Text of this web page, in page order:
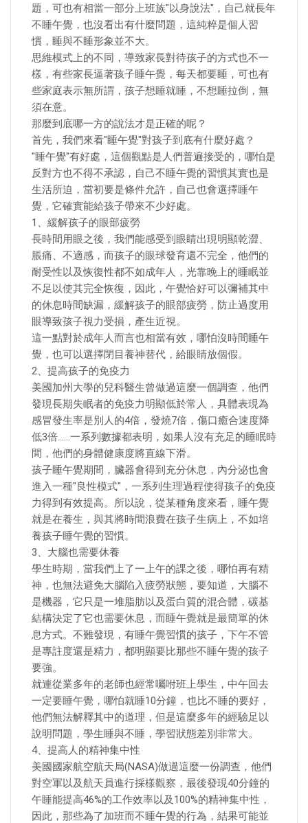
題，可也有相當一部分上班族"以身說法"，自己就長年
不睡午覺，也沒看出有什麼問題，這純粹是個人習
慣，睡與不睡形象並不大。
思維模式上的不同，導致家長對待孩子的方式也不一
樣，有些家長逼著孩子睡午覺，每天都要睡，可也有
些家庭表示無所謂，孩子想睡就睡，不想睡拉倒，無
須在意。
那麼到底哪一方的說法才是正確的呢？
首先，我們來看"睡午覺"對孩子到底有什麼好處？
"睡午覺"有好處，這個觀點是人們普遍接受的，哪怕是
反對方也不得不承認，自己不睡午覺的習慣其實也是
生活所迫，當初要是條件允許，自己也會選擇睡午
覺，它確實能給孩子帶來不少好處。
1、緩解孩子的眼部疲勞
長時間用眼之後，我們能感受到眼睛出現明顯乾澀、
脹痛、不適感，而孩子的眼球發育還不完全，他們的
耐受性以及恢復性都不如成年人，光靠晚上的睡眠並
不足以使其完全恢復，因此，午覺恰好可以彌補其中
的休息時間缺漏，緩解孩子的眼部疲勞，防止過度用
眼導致孩子視力受損，產生近視。
這一點對於成年人而言也相當有效，哪怕沒時間睡午
覺，也可以選擇閉目養神替代，給眼睛放個假。
2、提高孩子的免疫力
美國加州大學的兒科醫生曾做過這麼一個調查，他們
發現長期失眠者的免疫力明顯低於常人，具體表現為
感冒發生率是別人的4倍，發燒7倍，傷口癒合速度降
低3倍……一系列數據都表明，如果人沒有充足的睡眠時
間，他們的身體健康度將直線下滑。
孩子睡午覺期間，臟器會得到充分休息，內分泌也會
進入一種"良性模式"，一系列生理過程使得孩子的免疫
力得到有效提高。所以說，從某種角度來看，睡午覺
就是在養生，與其將時間浪費在孩子生病上，不如培
養孩子睡午覺的習慣。
3、大腦也需要休養
學生時期，當我們上了一上午的課之後，哪怕再有精
神，也無法避免大腦陷入疲勞狀態，要知道，大腦不
是機器，它只是一堆脂肪以及蛋白質的混合體，碳基
結構決定了它也需要休息，而睡午覺就是最簡單的休
息方式。不難發現，有睡午覺習慣的孩子，下午不管
是專註度還是精力，都明顯要比那些不睡午覺的孩子
要強。
就連從業多年的老師也經常囑咐班上學生，中午回去
一定要睡午覺，哪怕就睡10分鐘，也比不睡的要好，
他們無法解釋其中的道理，但是這麼多年的經驗足以
說明問題，學生睡與不睡，學習狀態差別非常大。
4、提高人的精神集中性
美國國家航空航天局(NASA)做過這麼一份調查，他們
對空軍以及航天員進行採樣觀察，最後發現40分鐘的
午睡能提高46%的工作效率以及100%的精神集中性，
因此，那些為了加班而不睡午覺的行為，結果可能並